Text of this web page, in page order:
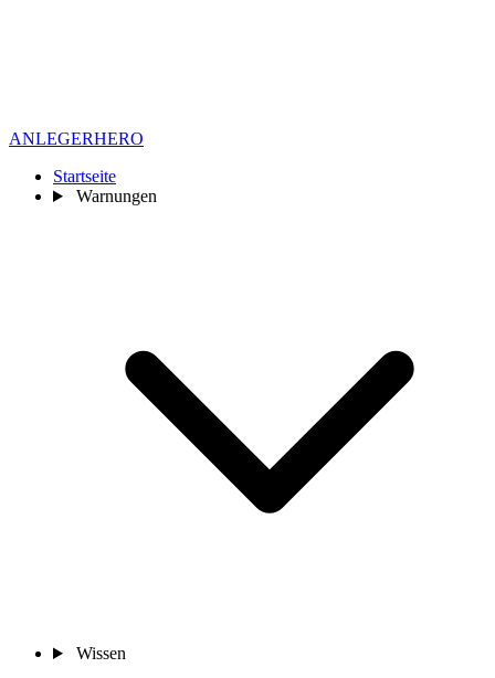
ANLEGERHERO
Startseite
Warnungen
Wissen